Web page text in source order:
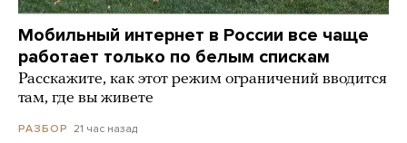
Мобильный интернет в России все чаще
работает только по белым спискам
Расскажите, как этот режим ограничений вводится
там, где вы живете
РАЗБОР 21 час назад